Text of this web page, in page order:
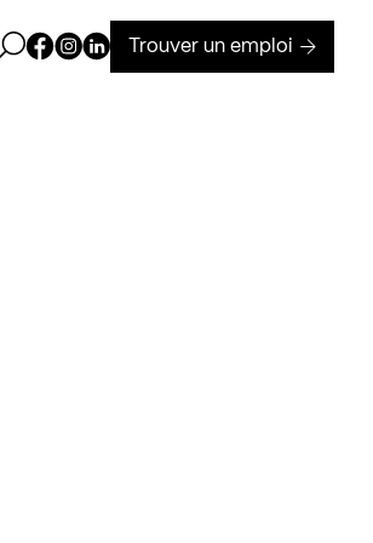
Ouvrir la barre de recherche
Page Facebook de Kollectif
Page Instagram de Kollectif
Page Linkedin de Kollectif
Trouver un emploi